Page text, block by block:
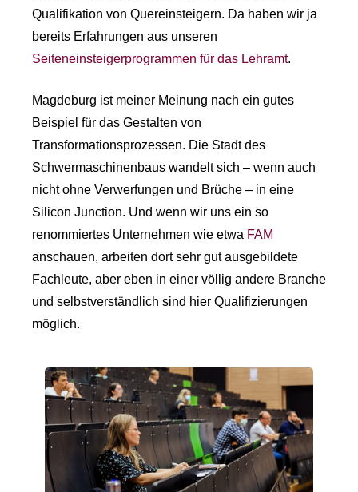
Qualifikation von Quereinsteigern. Da haben wir ja
bereits Erfahrungen aus unseren
Seiteneinsteigerprogrammen für das Lehramt.
Magdeburg ist meiner Meinung nach ein gutes
Beispiel für das Gestalten von
Transformationsprozessen. Die Stadt des
Schwermaschinenbaus wandelt sich – wenn auch
nicht ohne Verwerfungen und Brüche – in eine
Silicon Junction. Und wenn wir uns ein so
renommiertes Unternehmen wie etwa FAM
anschauen, arbeiten dort sehr gut ausgebildete
Fachleute, aber eben in einer völlig andere Branche
und selbstverständlich sind hier Qualifizierungen
möglich.